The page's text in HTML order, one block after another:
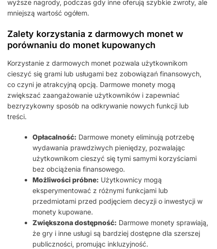
wyższe nagrody, podczas gdy inne oferują szybkie zwroty, ale
mniejszą wartość ogółem.
Zalety korzystania z darmowych monet w
porównaniu do monet kupowanych
Korzystanie z darmowych monet pozwala użytkownikom
cieszyć się grami lub usługami bez zobowiązań finansowych,
co czyni je atrakcyjną opcją. Darmowe monety mogą
zwiększać zaangażowanie użytkowników i zapewniać
bezryzykowny sposób na odkrywanie nowych funkcji lub
treści.
Opłacalność: Darmowe monety eliminują potrzebę
wydawania prawdziwych pieniędzy, pozwalając
użytkownikom cieszyć się tymi samymi korzyściami
bez obciążenia finansowego.
Możliwości próbne: Użytkownicy mogą
eksperymentować z różnymi funkcjami lub
przedmiotami przed podjęciem decyzji o inwestycji w
monety kupowane.
Zwiększona dostępność: Darmowe monety sprawiają,
że gry i inne usługi są bardziej dostępne dla szerszej
publiczności, promując inkluzyjność.